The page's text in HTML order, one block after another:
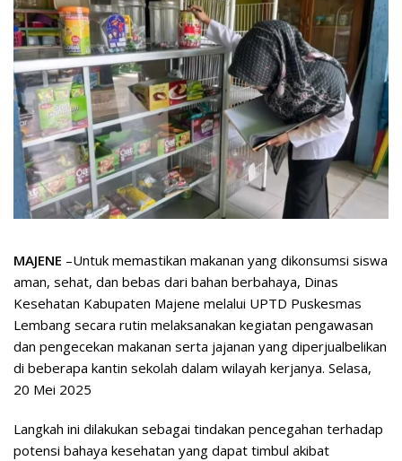
MAJENE –Untuk memastikan makanan yang dikonsumsi siswa
aman, sehat, dan bebas dari bahan berbahaya, Dinas
Kesehatan Kabupaten Majene melalui UPTD Puskesmas
Lembang secara rutin melaksanakan kegiatan pengawasan
dan pengecekan makanan serta jajanan yang diperjualbelikan
di beberapa kantin sekolah dalam wilayah kerjanya. Selasa,
20 Mei 2025
Langkah ini dilakukan sebagai tindakan pencegahan terhadap
potensi bahaya kesehatan yang dapat timbul akibat